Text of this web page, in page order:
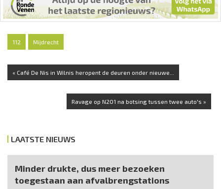
112 Mijdrecht
« Café De Nis in Wilnis heropent de deuren onder nieuwe...
Ravage op N201 na botsing tussen twee auto's »
LAATSTE NIEUWS
Minder drukte, dus meer bezoeken
toegestaan aan afvalbrengstations